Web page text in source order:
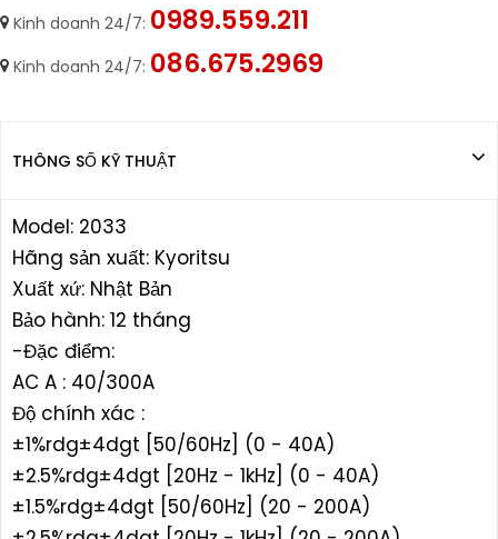
Kinh doanh 24/7: 0989.559.211
Kinh doanh 24/7: 086.675.2969
THÔNG SỐ KỸ THUẬT
Model: 2033
Hãng sản xuất: Kyoritsu
Xuất xứ: Nhật Bản
Bảo hành: 12 tháng
-Đặc điểm:
AC A : 40/300A
Độ chính xác :
±1%rdg±4dgt [50/60Hz] (0 - 40A)
±2.5%rdg±4dgt [20Hz - 1kHz] (0 - 40A)
±1.5%rdg±4dgt [50/60Hz] (20 - 200A)